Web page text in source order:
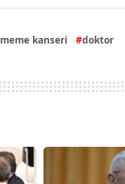
meme kanseri
doktor